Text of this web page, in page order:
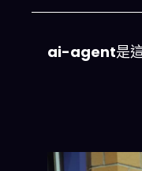
ai-agent是